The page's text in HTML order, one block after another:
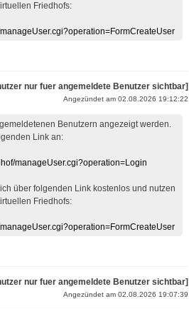
Friedhofs:
nur fuer angemeldete Benutzer sichtbar]
Angezündet am 02.08.2026 19:12:22
Benutzern angezeigt werden.
Link an:
manageUser.cgi?operation=Login
über folgenden Link kostenlos und nutzen
Friedhofs:
nur fuer angemeldete Benutzer sichtbar]
Angezündet am 02.08.2026 19:07:39